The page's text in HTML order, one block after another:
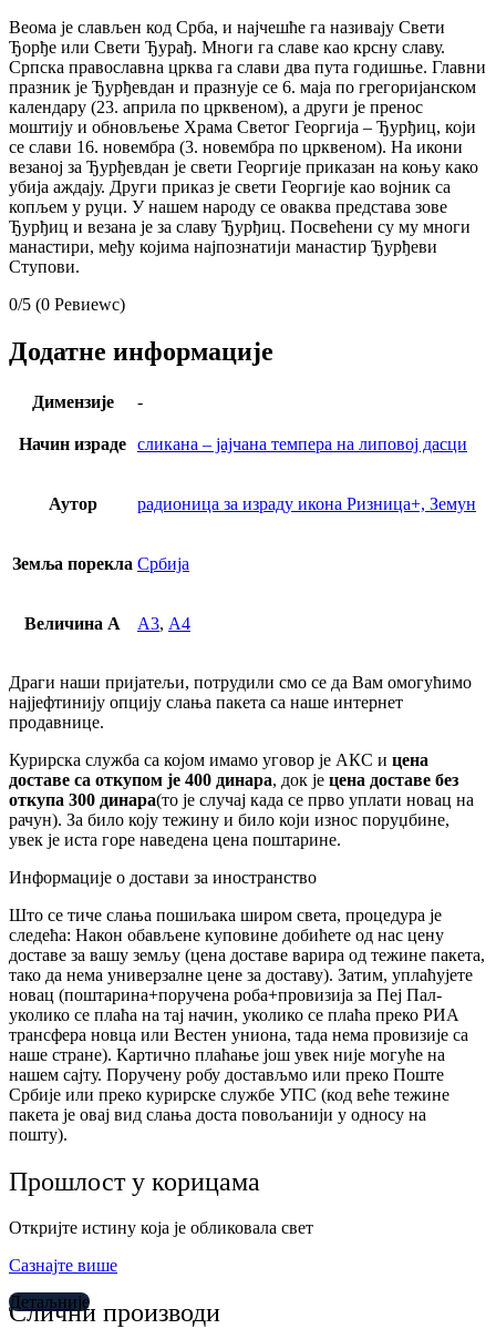
Веома је слављен код Срба, и најчешће га називају Свети
Ђорђе или Свети Ђурађ. Многи га славе као крсну славу.
Српска православна црква га слави два пута годишње. Главни
празник је Ђурђевдан и празнује се 6. маја по грегоријанском
календару (23. априла по црквеном), а други је пренос
моштију и обновљење Храма Светог Георгија – Ђурђиц, који
се слави 16. новембра (3. новембра по црквеном). На икони
везаној за Ђурђевдан је свети Георгије приказан на коњу како
убија аждају. Други приказ је свети Георгије као војник са
копљем у руци. У нашем народу се оваква представа зове
Ђурђиц и везана је за славу Ђурђиц. Посвећени су му многи
манастири, међу којима најпознатији манастир Ђурђеви
Ступови.
0/5 (0 Ревиеwс)
Додатне информације
Димензије -
Начин израде сликана – јајчана темпера на липовој дасци
Аутор радионица за израду икона Ризница+, Земун
Земља порекла Србија
Величина А А3, А4
Драги наши пријатељи, потрудили смо се да Вам омогућимо
најјефтинију опцију слања пакета са наше интернет
продавнице.
Курирска служба са којом имамо уговор је АКС и цена
доставе са откупом је 400 динара, док је цена доставе без
откупа 300 динара(то је случај када се прво уплати новац на
рачун). За било коју тежину и било који износ поруџбине,
увек је иста горе наведена цена поштарине.
Информације о достави за иностранство
Што се тиче слања пошиљака широм света, процедура је
следећа: Након обављене куповине добићете од нас цену
доставе за вашу земљу (цена доставе варира од тежине пакета,
тако да нема универзалне цене за доставу). Затим, уплаћујете
новац (поштарина+поручена роба+провизија за Пеј Пал-
уколико се плаћа на тај начин, уколико се плаћа преко РИА
трансфера новца или Вестен униона, тада нема провизије са
наше стране). Картично плаћање још увек није могуће на
нашем сајту. Поручену робу достављмо или преко Поште
Србије или преко курирске службе УПС (код веће тежине
пакета је овај вид слања доста повољанији у односу на
пошту).
Прошлост у корицама
Откријте истину која је обликовала свет
Сазнајте више
Слични производи
Детаљније